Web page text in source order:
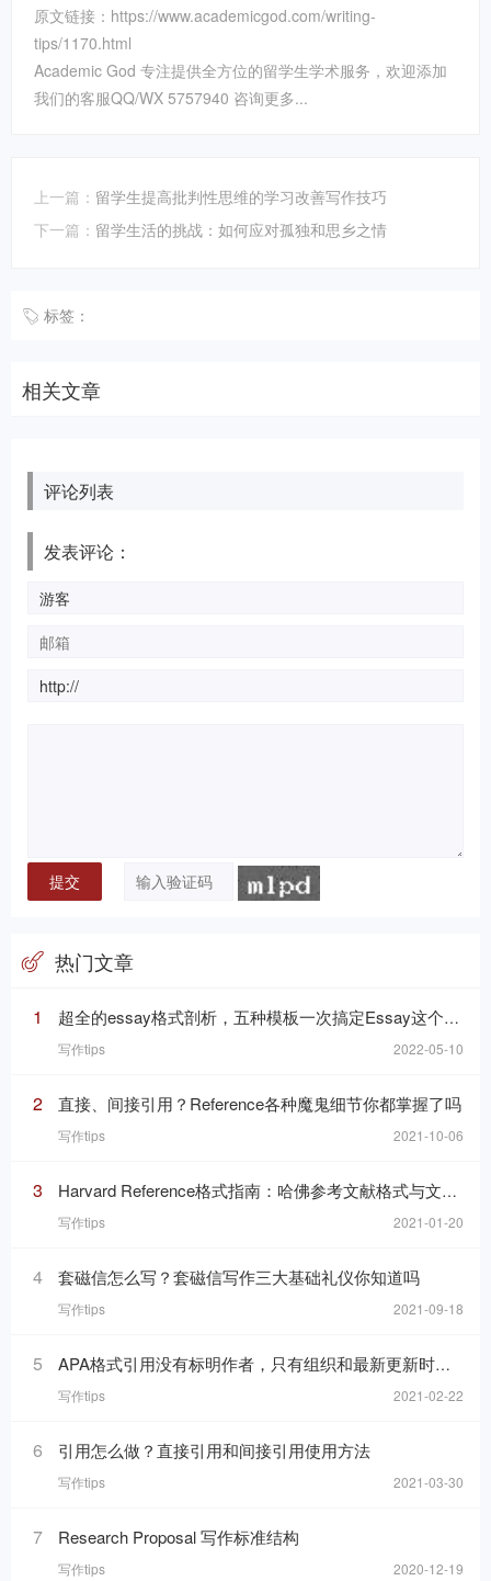
原文链接：https://www.academicgod.com/writing-
tips/1170.html
Academic God 专注提供全方位的留学生学术服务，欢迎添加
我们的客服QQ/WX 5757940 咨询更多...
上一篇： 留学生提高批判性思维的学习改善写作技巧
下一篇： 留学生活的挑战：如何应对孤独和思乡之情
标签：
相关文章
评论列表
发表评论：
热门文章
1 超全的essay格式剖析，五种模板一次搞定Essay这个“八股文”
写作tips 2022-05-10
2 直接、间接引用？Reference各种魔鬼细节你都掌握了吗
写作tips 2021-10-06
3 Harvard Reference格式指南：哈佛参考文献格式与文内引用格式
写作tips 2021-01-20
4 套磁信怎么写？套磁信写作三大基础礼仪你知道吗
写作tips 2021-09-18
5 APA格式引用没有标明作者，只有组织和最新更新时间的网页，在reference list里要怎么写
写作tips 2021-02-22
6 引用怎么做？直接引用和间接引用使用方法
写作tips 2021-03-30
7 Research Proposal 写作标准结构
写作tips 2020-12-19